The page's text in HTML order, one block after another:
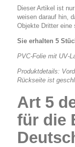
Dieser Artikel ist
weisen darauf hin,
Objekte Dritter eine
Sie erhalten 5
PVC-Folie mit UV-
Produktdetails:
Rückseite ist
Art 5
für die